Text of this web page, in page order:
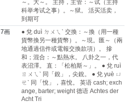
～。大～。 主持，主管：～试（主持
科举考试之事）。～狱。 活买活卖，
到期可
7画
● 兌 duì ㄉㄨㄟˋ 交換：～換（用一種
貨幣換另一種貨幣）。～現。匯～（兩
地通過信件或電報交換款項）。 摻
和；混合：～點熱水。 八卦之一，代
表沼澤。 直：「松柏斯～」。 ● 兌 ruì
ㄖㄨㄟˋ 同「銳」，尖銳。 ● 兌 yuè ㄩ
ㄝˋ 同「悅」，喜悅。 英语 cash; exch
ange, barter; weight 德语 Achtes der
Acht Tri